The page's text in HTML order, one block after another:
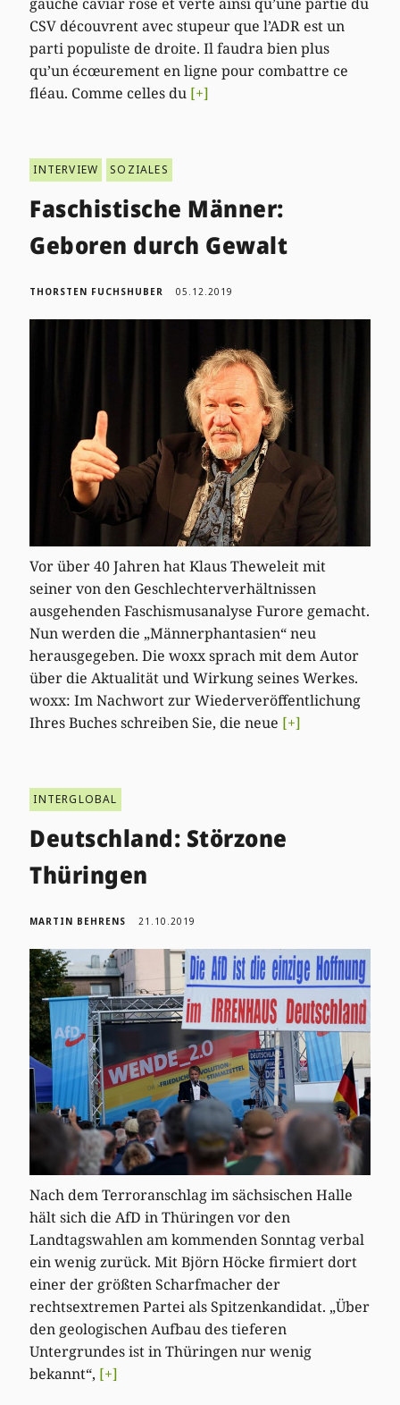
CSV découvrent avec stupeur que l’ADR est un
parti populiste de droite. Il faudra bien plus
qu’un écœurement en ligne pour combattre ce
fléau. Comme celles du [+]
INTERVIEW SOZIALES
Faschistische Männer:
Geboren durch Gewalt
THORSTEN FUCHSHUBER 05.12.2019
Vor über 40 Jahren hat Klaus Theweleit mit
seiner von den Geschlechterverhältnissen
ausgehenden Faschismusanalyse Furore gemacht.
Nun werden die „Männerphantasien“ neu
herausgegeben. Die woxx sprach mit dem Autor
über die Aktualität und Wirkung seines Werkes.
woxx: Im Nachwort zur Wiederveröffentlichung
Ihres Buches schreiben Sie, die neue [+]
INTERGLOBAL
Deutschland: Störzone
Thüringen
MARTIN BEHRENS 21.10.2019
Nach dem Terroranschlag im sächsischen Halle
hält sich die AfD in Thüringen vor den
Landtagswahlen am kommenden Sonntag verbal
ein wenig zurück. Mit Björn Höcke firmiert dort
einer der größten Scharfmacher der
rechtsextremen Partei als Spitzenkandidat. „Über
den geologischen Aufbau des tieferen
Untergrundes ist in Thüringen nur wenig
bekannt“, [+]